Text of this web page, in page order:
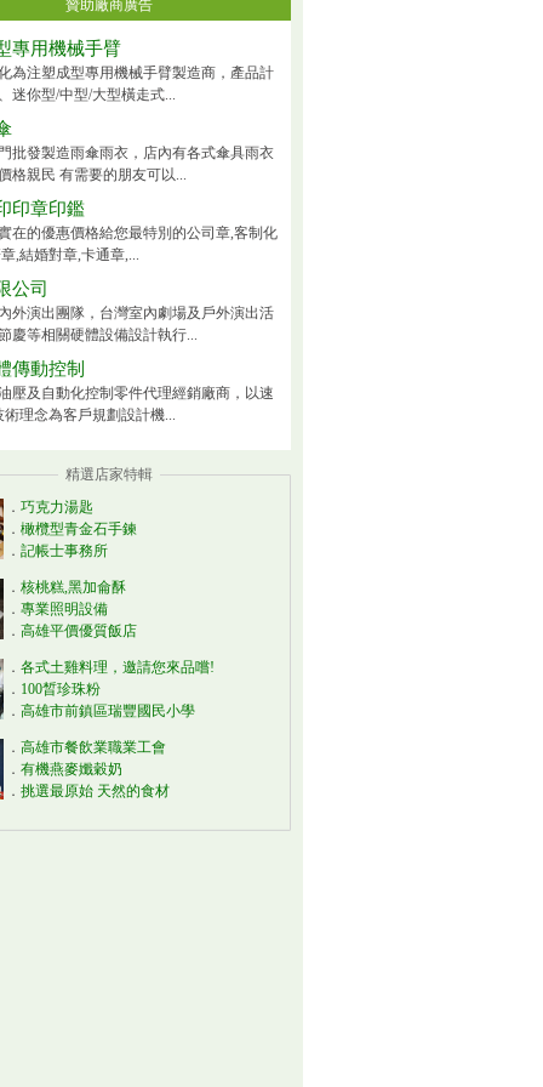
贊助廠商廣告
專用機械手臂
為注塑成型專用機械手臂製造商，產品計
迷你型/中型/大型橫走式...
批發製造雨傘雨衣，店內有各式傘具雨衣
格親民 有需要的朋友可以...
印章印鑑
在的優惠價格給您最特別的公司章,客制化
,結婚對章,卡通章,...
公司
外演出團隊，台灣室內劇場及戶外演出活
慶等相關硬體設備設計執行...
傳動控制
壓及自動化控制零件代理經銷廠商，以速
術理念為客戶規劃設計機...
精選店家特輯
． 巧克力湯匙
． 橄欖型青金石手鍊
． 記帳士事務所
． 核桃糕,黑加侖酥
． 專業照明設備
． 高雄平價優質飯店
． 各式土雞料理，邀請您來品嚐!
． 100晳珍珠粉
． 高雄市前鎮區瑞豐國民小學
． 高雄市餐飲業職業工會
． 有機燕麥孅穀奶
． 挑選最原始 天然的食材